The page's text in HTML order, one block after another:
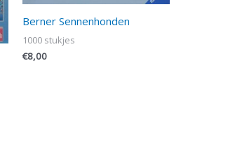
Berner Sennenhonden
1000 stukjes
€8,00